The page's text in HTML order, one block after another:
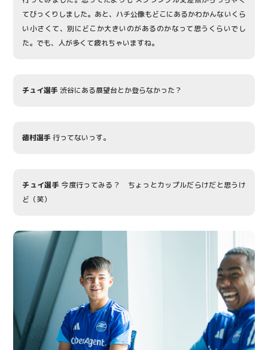
てびっくりしました。あと、ハチ公像もどこにあるかわかんないくら
い小さくて、別にどこか大きいのがあるのかなって思うくらいでし
た。でも、人が多くて疲れちゃいますね。
チュイ選手 渋谷にある展望台とか登らなかった？
徳村選手 行ってないっす。
チュイ選手 今度行ってみる？ ちょっとカップルだらけだと思うけ
ど（笑）